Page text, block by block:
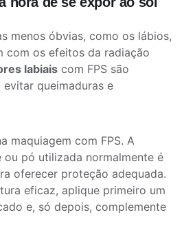
menos óbvias, como os lábios,
com os efeitos da radiação
labiais com FPS são
evitar queimaduras e
maquiagem com FPS. A
ou pó utilizada normalmente é
oferecer proteção adequada.
eficaz, aplique primeiro um
e, só depois, complemente